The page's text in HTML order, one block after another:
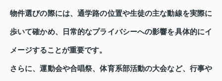
物件選びの際には、通学路の位置や生徒の主な動線を実際に
歩いて確かめ、日常的なプライバシーへの影響を具体的にイ
メージすることが重要です。
さらに、運動会や合唱祭、体育系部活動の大会など、行事や